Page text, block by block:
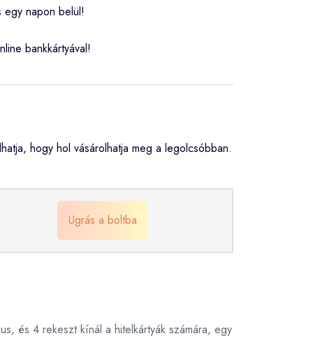
egy napon belül!
bankkártyával!
hogy hol vásárolhatja meg a legolcsóbban.
Ugrás a boltba
és 4 rekeszt kínál a hitelkártyák számára, egy